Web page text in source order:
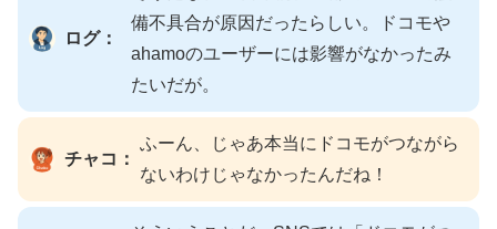
ログ：
備不具合が原因だったらしい。ドコモや
ahamoのユーザーには影響がなかったみ
たいだが。
チャコ：
ふーん、じゃあ本当にドコモがつながら
ないわけじゃなかったんだね！